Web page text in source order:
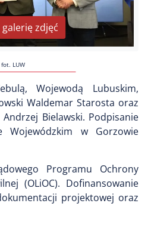
zdjęć
fot. LUW
Wojewodą Lubuskim,
Waldemar Starosta oraz
Bielawski. Podpisanie
Wojewódzkim w Gorzowie
Programu Ochrony
(OLiOC). Dofinansowanie
projektowej oraz